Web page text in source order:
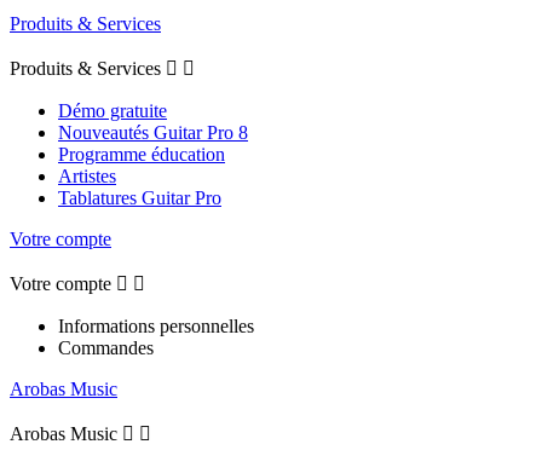
Produits & Services
Produits & Services  
Démo gratuite
Nouveautés Guitar Pro 8
Programme éducation
Artistes
Tablatures Guitar Pro
Votre compte
Votre compte  
Informations personnelles
Commandes
Arobas Music
Arobas Music  